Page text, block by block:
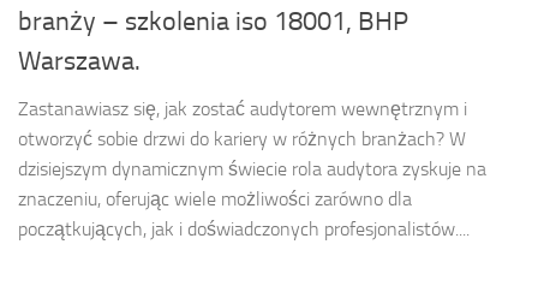
branży – szkolenia iso 18001, BHP
Warszawa.
Zastanawiasz się, jak zostać audytorem wewnętrznym i
otworzyć sobie drzwi do kariery w różnych branżach? W
dzisiejszym dynamicznym świecie rola audytora zyskuje na
znaczeniu, oferując wiele możliwości zarówno dla
początkujących, jak i doświadczonych profesjonalistów....